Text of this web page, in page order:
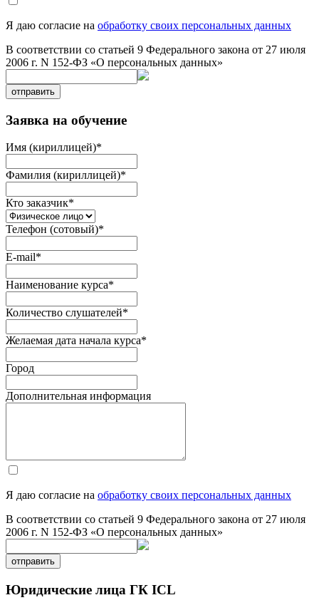
Я даю согласие на обработку своих персональных данных
В соответствии со статьей 9 Федерального закона от 27 июля
2006 г. N 152-ФЗ «О персональных данных»
отправить
Заявка на обучение
Имя (кириллицей)*
Фамилия (кириллицей)*
Кто заказчик*
Телефон (сотовый)*
E-mail*
Наименование курса*
Количество слушателей*
Желаемая дата начала курса*
Город
Дополнительная информация
Я даю согласие на обработку своих персональных данных
В соответствии со статьей 9 Федерального закона от 27 июля
2006 г. N 152-ФЗ «О персональных данных»
отправить
Юридические лица ГК ICL